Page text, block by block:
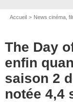
Accueil News cinéma,
The Day
enfin
saison 2
notée 4,4